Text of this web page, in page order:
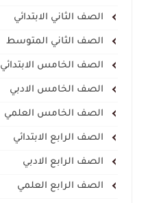
الصف الثاني الابتدائي
الصف الثاني المتوسط
الصف الخامس الابتدائي
الصف الخامس الادبي
الصف الخامس العلمي
الصف الرابع الابتدائي
الصف الرابع الادبي
الصف الرابع العلمي